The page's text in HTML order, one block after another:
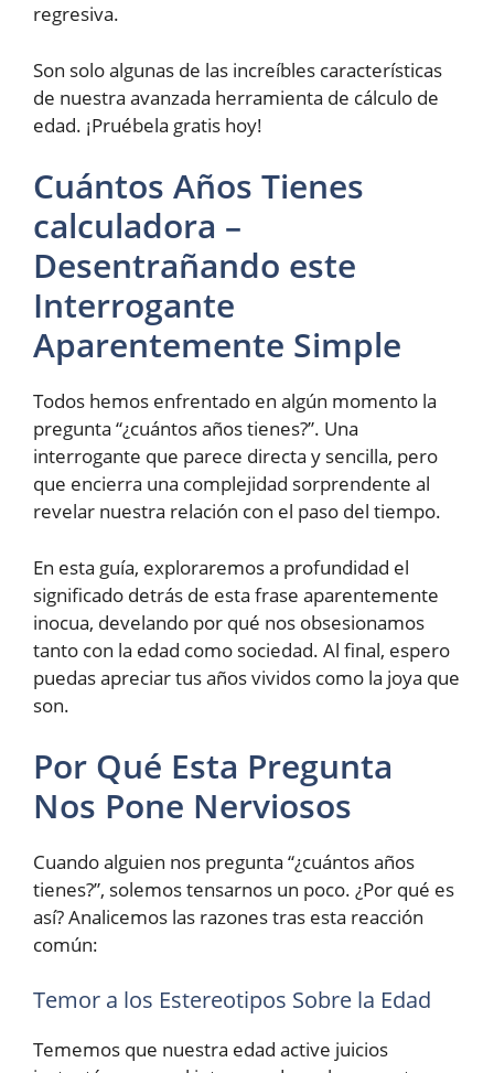
regresiva.
Son solo algunas de las increíbles características
de nuestra avanzada herramienta de cálculo de
edad. ¡Pruébela gratis hoy!
Cuántos Años Tienes
calculadora –
Desentrañando este
Interrogante
Aparentemente Simple
Todos hemos enfrentado en algún momento la
pregunta “¿cuántos años tienes?”. Una
interrogante que parece directa y sencilla, pero
que encierra una complejidad sorprendente al
revelar nuestra relación con el paso del tiempo.
En esta guía, exploraremos a profundidad el
significado detrás de esta frase aparentemente
inocua, develando por qué nos obsesionamos
tanto con la edad como sociedad. Al final, espero
puedas apreciar tus años vividos como la joya que
son.
Por Qué Esta Pregunta
Nos Pone Nerviosos
Cuando alguien nos pregunta “¿cuántos años
tienes?”, solemos tensarnos un poco. ¿Por qué es
así? Analicemos las razones tras esta reacción
común:
Temor a los Estereotipos Sobre la Edad
Tememos que nuestra edad active juicios